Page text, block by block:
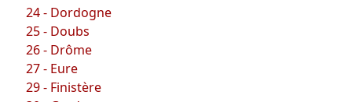
24 - Dordogne
25 - Doubs
26 - Drôme
27 - Eure
29 - Finistère